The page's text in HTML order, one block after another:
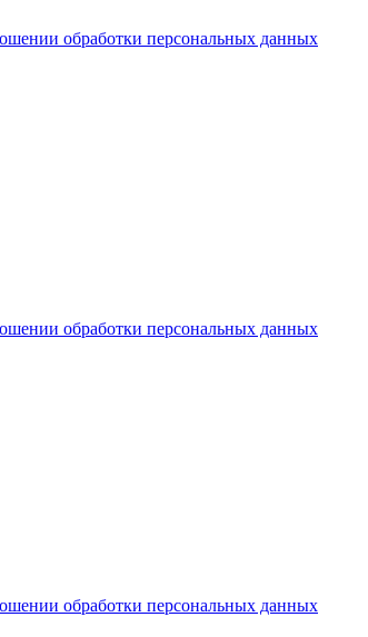
обработки персональных данных
обработки персональных данных
обработки персональных данных